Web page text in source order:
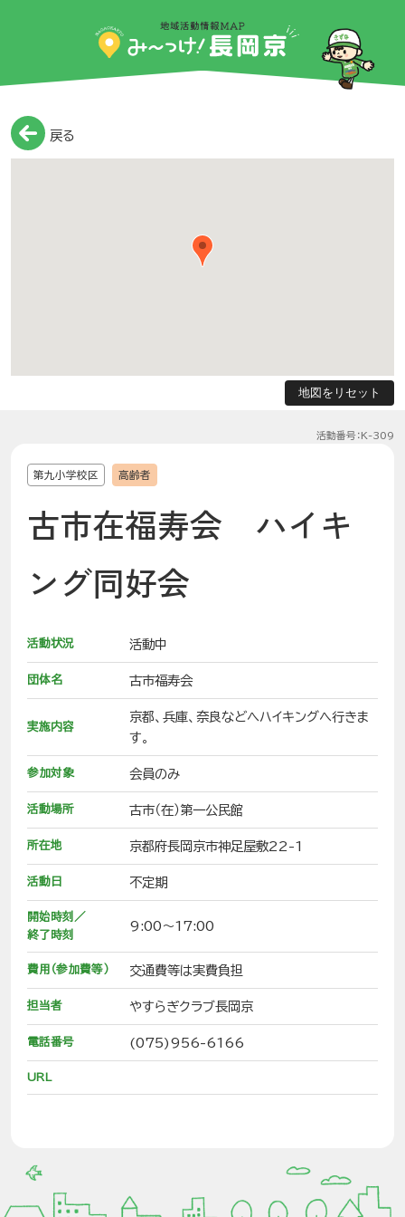
戻る
地図をリセット
活動番号：K-309
第九小学校区 高齢者
古市在福寿会 ハイキ
ング同好会
活動状況 活動中
団体名 古市福寿会
実施内容
京都、兵庫、奈良などへハイキングへ行きま
す。
参加対象 会員のみ
活動場所 古市（在）第一公民館
所在地 京都府長岡京市神足屋敷22-1
活動日 不定期
開始時刻／
終了時刻
9:00～17:00
費用（参加費等） 交通費等は実費負担
担当者 やすらぎクラブ長岡京
電話番号 (075)956-6166
URL